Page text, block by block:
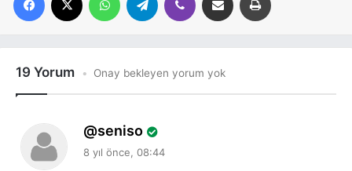
19 Yorum Onay bekleyen yorum yok
seniso
e
8 yıl önce, 08:44